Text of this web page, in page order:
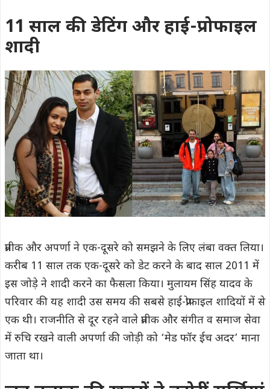
11 साल की डेटिंग और हाई-प्रोफाइल
शादी
प्रतीक और अपर्णा ने एक-दूसरे को समझने के लिए लंबा वक्त लिया।
करीब 11 साल तक एक-दूसरे को डेट करने के बाद साल 2011 में
इस जोड़े ने शादी करने का फैसला किया। मुलायम सिंह यादव के
परिवार की यह शादी उस समय की सबसे हाई-प्रोफाइल शादियों में से
एक थी। राजनीति से दूर रहने वाले प्रतीक और संगीत व समाज सेवा
में रुचि रखने वाली अपर्णा की जोड़ी को ‘मेड फॉर ईच अदर’ माना
जाता था।